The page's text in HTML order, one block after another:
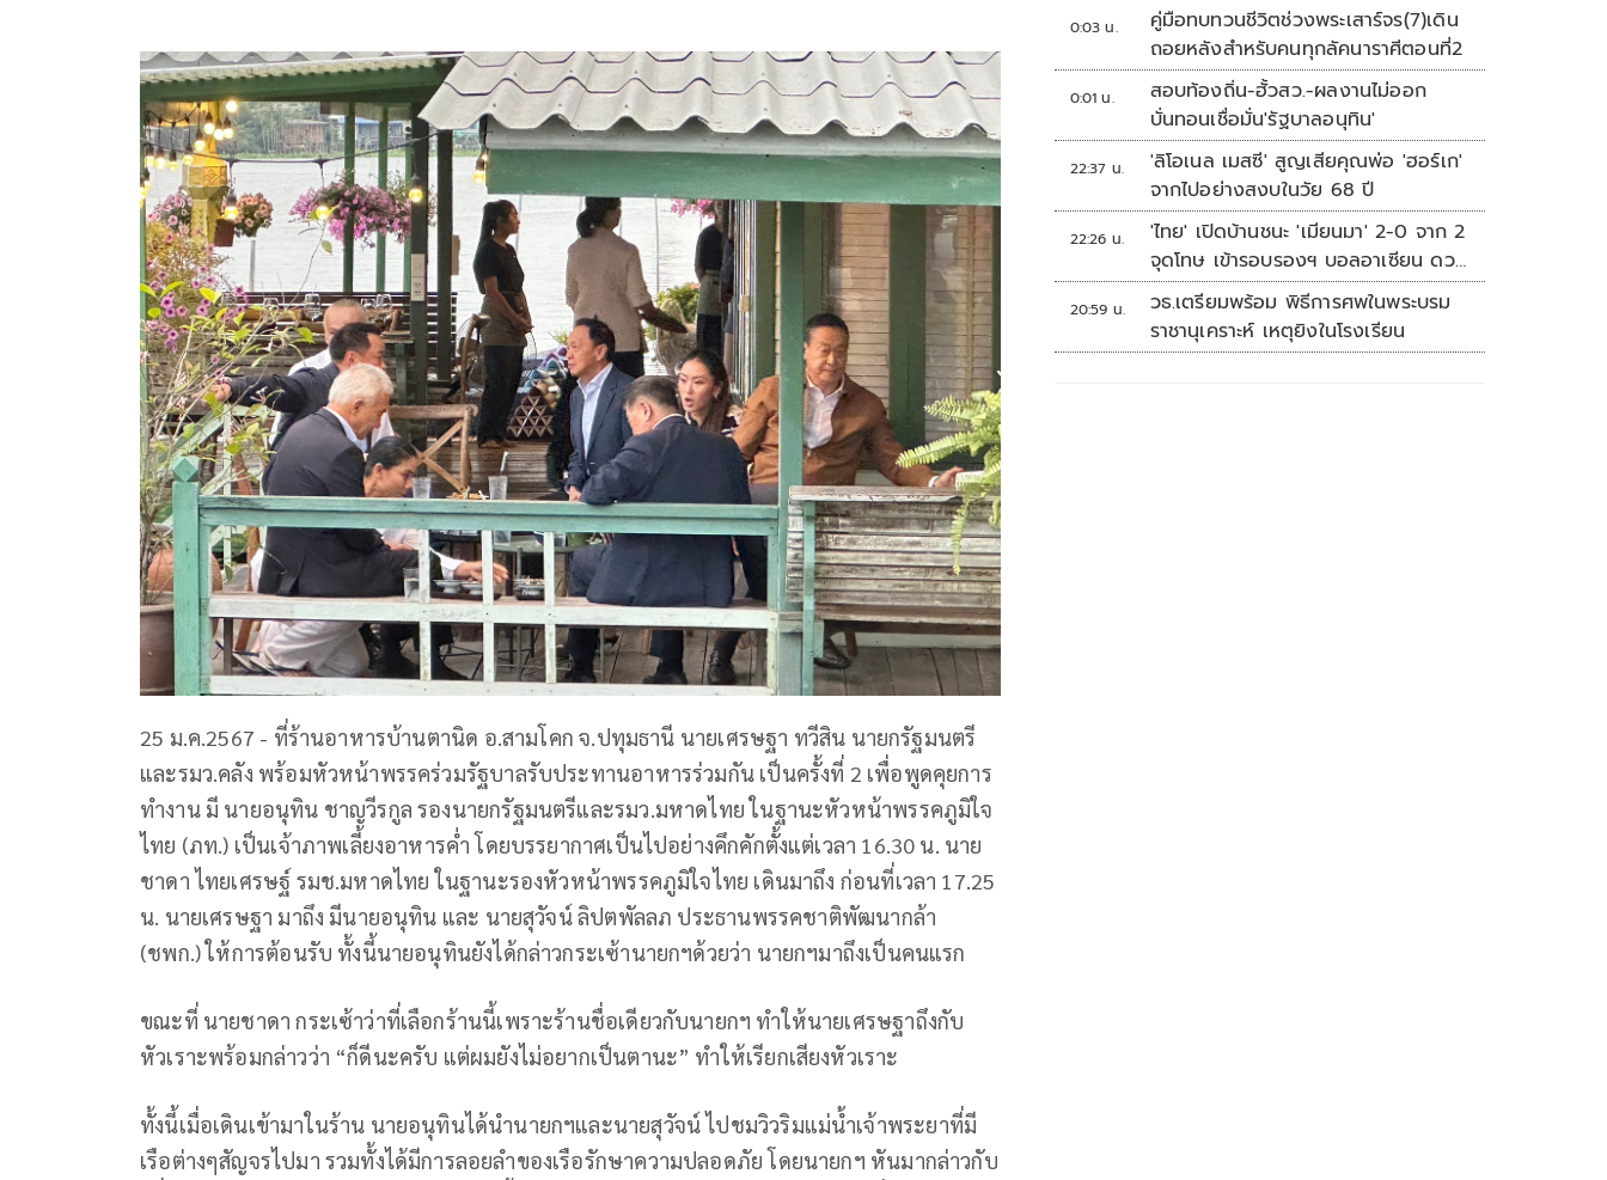
25 ม.ค.2567 - ที่ร้านอาหารบ้านตานิด อ.สามโคก จ.ปทุมธานี นายเศรษฐา ทวีสิน นายกรัฐมนตรี
และรมว.คลัง พร้อมหัวหน้าพรรคร่วมรัฐบาลรับประทานอาหารร่วมกัน เป็นครั้งที่ 2 เพื่อพูดคุยการ
ทำงาน มี นายอนุทิน ชาญวีรกูล รองนายกรัฐมนตรีและรมว.มหาดไทย ในฐานะหัวหน้าพรรคภูมิใจ
ไทย (ภท.) เป็นเจ้าภาพเลี้ยงอาหารค่ำ โดยบรรยากาศเป็นไปอย่างคึกคักตั้งแต่เวลา 16.30 น. นาย
ชาดา ไทยเศรษฐ์ รมช.มหาดไทย ในฐานะรองหัวหน้าพรรคภูมิใจไทย เดินมาถึง ก่อนที่เวลา 17.25
น. นายเศรษฐา มาถึง มีนายอนุทิน และ นายสุวัจน์ ลิปตพัลลภ ประธานพรรคชาติพัฒนากล้า
(ชพก.) ให้การต้อนรับ ทั้งนี้นายอนุทินยังได้กล่าวกระเซ้านายกฯด้วยว่า นายกฯมาถึงเป็นคนแรก
ขณะที่ นายชาดา กระเซ้าว่าที่เลือกร้านนี้เพราะร้านชื่อเดียวกับนายกฯ ทำให้นายเศรษฐาถึงกับ
หัวเราะพร้อมกล่าวว่า “ก็ดีนะครับ แต่ผมยังไม่อยากเป็นตานะ” ทำให้เรียกเสียงหัวเราะ
ทั้งนี้เมื่อเดินเข้ามาในร้าน นายอนุทินได้นำนายกฯและนายสุวัจน์ ไปชมวิวริมแม่น้ำเจ้าพระยาที่มี
เรือต่างๆสัญจรไปมา รวมทั้งได้มีการลอยลำของเรือรักษาความปลอดภัย โดยนายกฯ หันมากล่าวกับ
0:03 น.
คู่มือทบทวนชีวิตช่วงพระเสาร์จร(7)เดิน
ถอยหลังสำหรับคนทุกลัคนาราศีตอนที่2
0:01 น.
สอบท้องถิ่น-ฮั้วสว.-ผลงานไม่ออก
บั่นทอนเชื่อมั่น'รัฐบาลอนุทิน'
22:37 น.
'ลิโอเนล เมสซี' สูญเสียคุณพ่อ 'ฮอร์เก'
จากไปอย่างสงบในวัย 68 ปี
22:26 น.
'ไทย' เปิดบ้านชนะ 'เมียนมา' 2-0 จาก 2
จุดโทษ เข้ารอบรองฯ บอลอาเซียน ดวล
'สิงคโปร์'
20:59 น.
วธ.เตรียมพร้อม พิธีการศพในพระบรม
ราชานุเคราะห์ เหตุยิงในโรงเรียน